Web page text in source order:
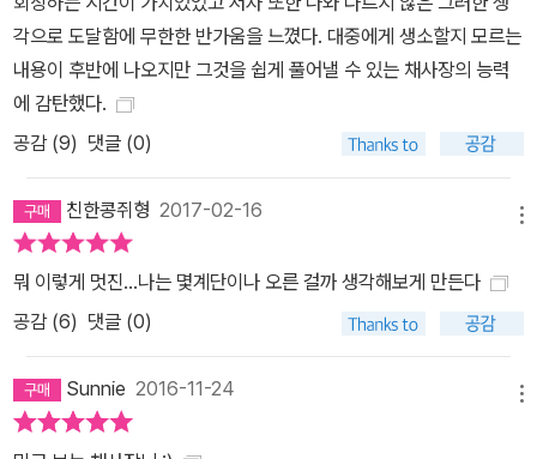
각으로 도달함에 무한한 반가움을 느꼈다. 대중에게 생소할지 모르는
내용이 후반에 나오지만 그것을 쉽게 풀어낼 수 있는 채사장의 능력
에 감탄했다.
공감 (9) 댓글 (0)
친한콩쥐형 2017-02-16
뭐 이렇게 멋진...나는 몇계단이나 오른 걸까 생각해보게 만든다
공감 (6) 댓글 (0)
Sunnie 2016-11-24